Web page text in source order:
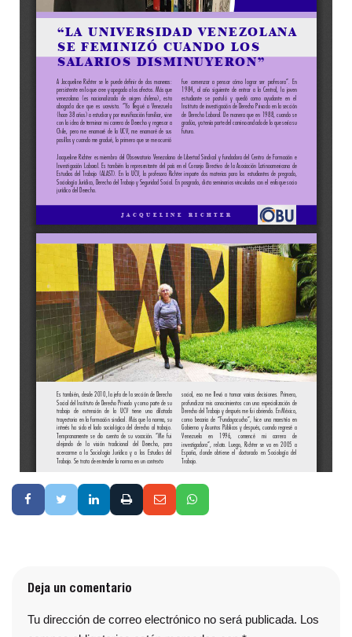
Deja un comentario
Tu dirección de correo electrónico no será publicada. Los